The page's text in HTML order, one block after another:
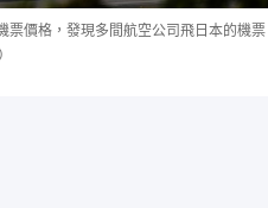
票價格，發現多間航空公司飛日本的機票